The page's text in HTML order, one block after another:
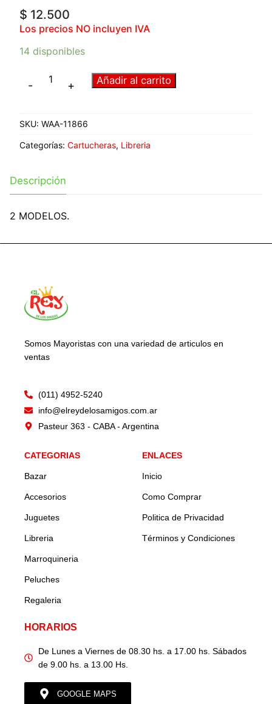
$ 12.500
Los precios NO incluyen IVA
14 disponibles
- + Añadir al carrito
SKU: WAA-11866
Categorías: Cartucheras, Libreria
Descripción
2 MODELOS.
Somos Mayoristas con una variedad de articulos en
ventas
(011) 4952-5240
info@elreydelosamigos.com.ar
Pasteur 363 - CABA - Argentina
CATEGORIAS
Bazar
Accesorios
Juguetes
Libreria
Marroquineria
Peluches
Regaleria
ENLACES
Inicio
Como Comprar
Politica de Privacidad
Términos y Condiciones
HORARIOS
De Lunes a Viernes de 08.30 hs. a 17.00 hs. Sábados
de 9.00 hs. a 13.00 Hs.
GOOGLE MAPS